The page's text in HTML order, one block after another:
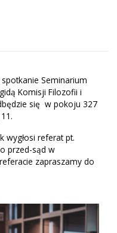
Seminarium
Komisji Filozofii i
się w pokoju 327
wygłosi referat pt.
przed-sąd w
zapraszamy do